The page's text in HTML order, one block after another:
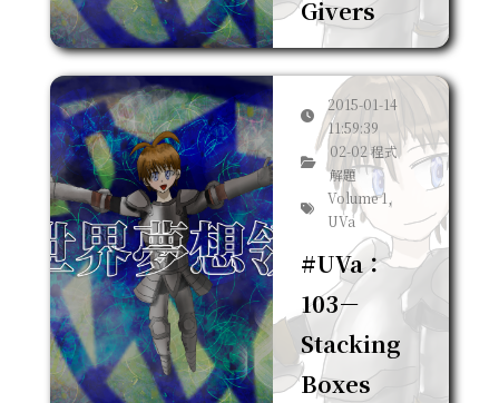
Givers
2015-01-14
11:59:39
02-02 程式
解題
Volume 1,
UVa
#UVa：
103－
Stacking
Boxes